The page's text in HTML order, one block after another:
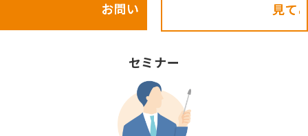
お問い合わせ
セミナー